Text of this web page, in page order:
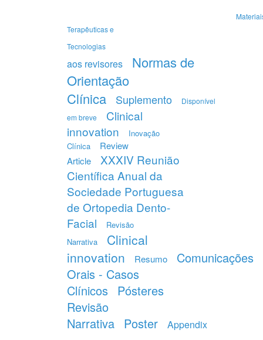
Terapêuticas e
Tecnologias
aos revisores
Normas de
Orientação
Clínica
Suplemento
Disponível
em breve
Clinical
innovation
Inovação
Clínica
Review
Article
XXXIV Reunião
Científica Anual da
Sociedade Portuguesa
de Ortopedia Dento-
Facial
Revisão
Narrativa
Clinical
innovation
Resumo
Comunicações
Orais - Casos
Clínicos Pósteres
Revisão
Narrativa Poster Appendix